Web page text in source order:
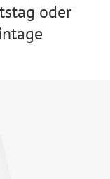
oder